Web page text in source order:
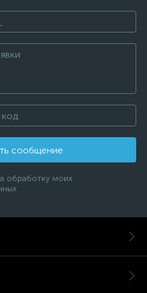
сообщение
обработку моих